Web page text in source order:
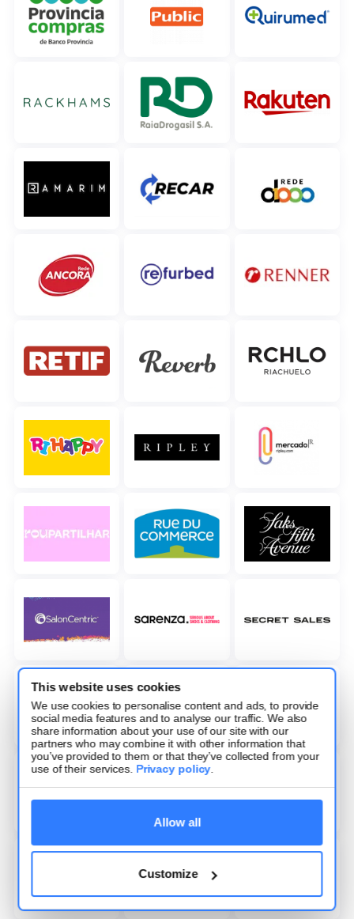
This website uses cookies
We use cookies to personalise content and ads, to provide
social media features and to analyse our traffic. We also
share information about your use of our site with our
partners who may combine it with other information that
you’ve provided to them or that they’ve collected from your
use of their services. Privacy policy.
Allow all
Customize